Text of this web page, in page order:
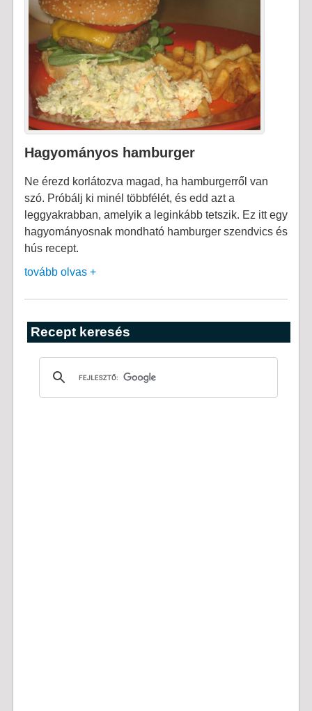
Hagyományos hamburger
Ne érezd korlátozva magad, ha hamburgerről van
szó. Próbálj ki minél többfélét, és edd azt a
leggyakrabban, amelyik a leginkább tetszik. Ez itt egy
hagyományosnak mondható hamburger szendvics és
hús recept.
tovább olvas +
Recept keresés